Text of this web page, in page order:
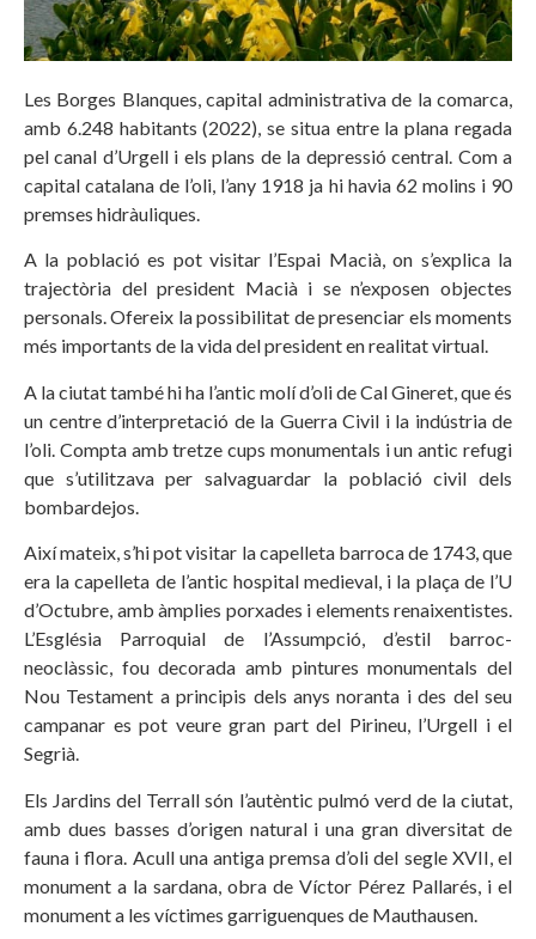
Les Borges Blanques, capital administrativa de la comarca,
amb 6.248 habitants (2022), se situa entre la plana regada
pel canal d’Urgell i els plans de la depressió central. Com a
capital catalana de l’oli, l’any 1918 ja hi havia 62 molins i 90
premses hidràuliques.
A la població es pot visitar l’Espai Macià, on s’explica la
trajectòria del president Macià i se n’exposen objectes
personals. Ofereix la possibilitat de presenciar els moments
més importants de la vida del president en realitat virtual.
A la ciutat també hi ha l’antic molí d’oli de Cal Gineret, que és
un centre d’interpretació de la Guerra Civil i la indústria de
l’oli. Compta amb tretze cups monumentals i un antic refugi
que s’utilitzava per salvaguardar la població civil dels
bombardejos.
Així mateix, s’hi pot visitar la capelleta barroca de 1743, que
era la capelleta de l’antic hospital medieval, i la plaça de l’U
d’Octubre, amb àmplies porxades i elements renaixentistes.
L’Església Parroquial de l’Assumpció, d’estil barroc-
neoclàssic, fou decorada amb pintures monumentals del
Nou Testament a principis dels anys noranta i des del seu
campanar es pot veure gran part del Pirineu, l’Urgell i el
Segrià.
Els Jardins del Terrall són l’autèntic pulmó verd de la ciutat,
amb dues basses d’origen natural i una gran diversitat de
fauna i flora. Acull una antiga premsa d’oli del segle XVII, el
monument a la sardana, obra de Víctor Pérez Pallarés, i el
monument a les víctimes garriguenques de Mauthausen.